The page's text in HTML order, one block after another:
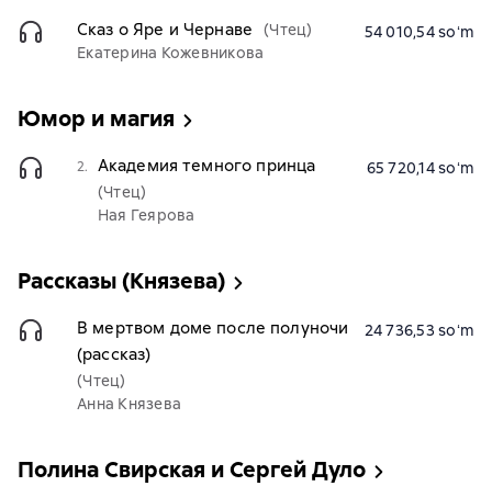
Сказ о Яре и Чернаве
(Чтец)
Екатерина Кожевникова
54 010,54 soʻm
Юмор и магия
2. Академия темного принца
(Чтец)
Ная Геярова
65 720,14 soʻm
Рассказы (Князева)
В мертвом доме после полуночи
(рассказ)
(Чтец)
Анна Князева
24 736,53 soʻm
Полина Свирская и Сергей Дуло